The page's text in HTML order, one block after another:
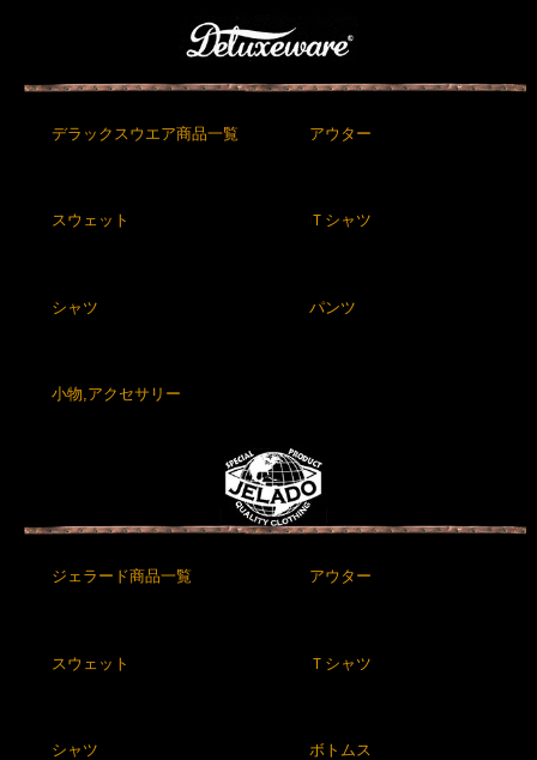
デラックスウエア商品一覧 アウター
スウェット Ｔシャツ
シャツ パンツ
小物,アクセサリー
ジェラード商品一覧 アウター
スウェット Ｔシャツ
シャツ ボトムス